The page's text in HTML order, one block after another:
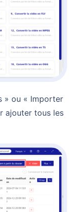
ajouter tous les